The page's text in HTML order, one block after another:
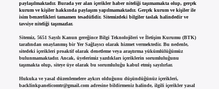
paylaşılmaktadır. Burada yer alan içerikler haber niteliği taşımamakta olup, gerçek
kurum ve kişiler hakkında paylaşım yapılmamaktadır. Gerçek kurum ve kişiler ile
isim benzerlikleri tamamen tesadüfidir. Sitemizdeki bilgiler taslak halindedir ve
tavsiye niteliği taşımazlar.
Sitemiz, 5651 Sayılı Kanun gereğince Bilgi Teknolojileri ve İletişim Kurumu (BTK)
tarafından onaylanmış bir Yer Sağlayıcı olarak hizmet vermektedir. Bu nedenle,
sitedeki içerikleri proaktif olarak denetleme veya araştırma yükümlülüğümüz
bulunmamaktadır. Ancak, üyelerimiz yazdıkları içeriklerin sorumluluğunu
taşımakta olup, siteye üye olarak bu sorumluluğu kabul etmiş sayılırlar.
Hukuka ve yasal düzenlemelere aykırı olduğunu düşündüğünüz içerikleri,
backlinkpanelicomtr@gmail.comadresine bildirmeniz halinde, ilgili içerikler yasal